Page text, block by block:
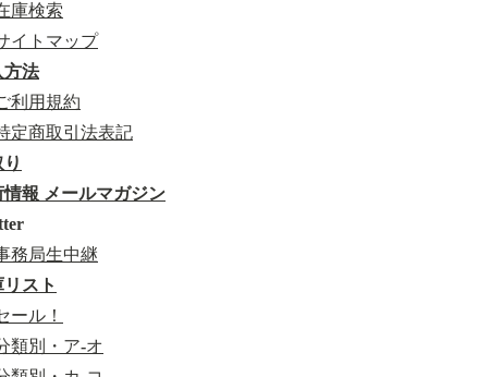
庫検索
イトマップ
方法
利用規約
定商取引法表記
情報 メールマガジン
務局生中継
スト
ール！
類別・ア-オ